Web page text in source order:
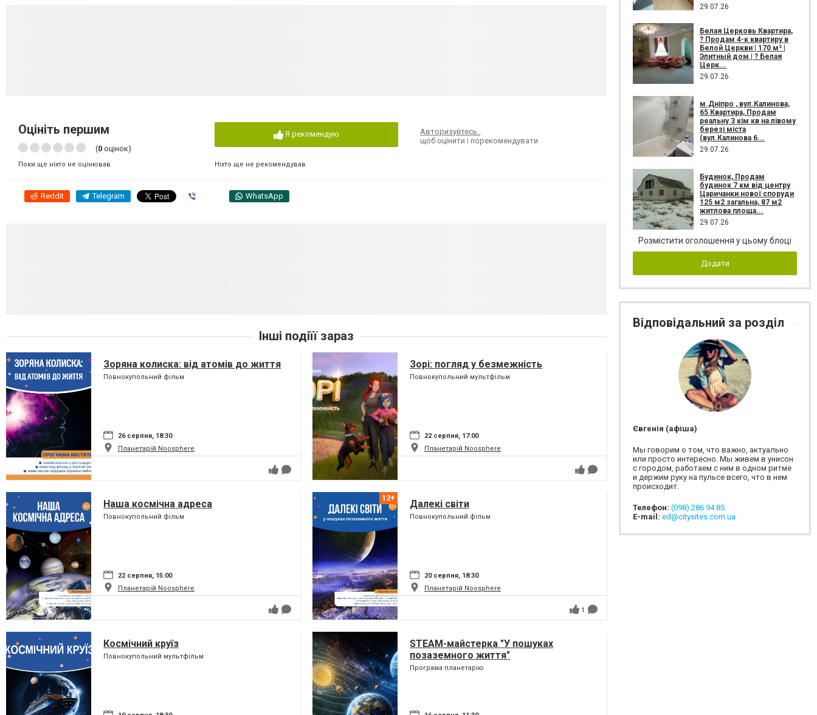
Оцініть першим
(0 оцінок)
Поки ще ніхто не оцінював
Я рекомендую
Ніхто ще не рекомендував
Авторизуйтесь,
щоб оцінити і порекомендувати
Reddit Telegram WhatsApp
Інші подіїї зараз
Зоряна колиска: від атомів до життя
Повнокупольний фільм
26 серпня, 18:30
Планетарій Noosphere
Зорі: погляд у безмежність
Повнокупольний мультфільм
22 серпня, 17:00
Планетарій Noosphere
Наша космічна адреса
Повнокупольний фільм
22 серпня, 15:00
Планетарій Noosphere
Далекі світи
Повнокупольний фільм
20 серпня, 18:30
Планетарій Noosphere
1
Космічний круїз
Повнокупольний мультфільм
STEAM-майстерка "У пошуках
позаземного життя"
Програма планетарію
29.07.26
Белая Церковь Квартира,
? Продам 4-к квартиру в
Белой Церкви | 170 м² |
Элитный дом | ? Белая
Церк...
29.07.26
м.Дніпро , вул.Калинова,
65 Квартира, Продам
реальну 3 кім кв на лівому
березі міста
(вул.Калинова 6...
29.07.26
Будинок, Продам
будинок 7 км від центру
Царичанки нової споруди
125 м2 загальна, 87 м2
житлова площа...
29.07.26
Розмістити оголошення у цьому блоці
Додати
Відповідальний за розділ
Євгенія (афіша)
Мы говорим о том, что важно, актуально
или просто интересно. Мы живем в унисон
с городом, работаем с ним в одном ритме
и держим руку на пульсе всего, что в нем
происходит.
Телефон: (098) 286 94 85
E-mail: ed@citysites.com.ua